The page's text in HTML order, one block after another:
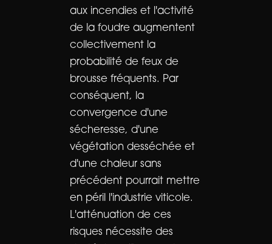
aux incendies et l'activité
de la foudre augmentent
collectivement la
probabilité de feux de
brousse fréquents. Par
conséquent, la
convergence d'une
sécheresse, d'une
végétation desséchée et
d'une chaleur sans
précédent pourrait mettre
en péril l'industrie viticole.
L'atténuation de ces
risques nécessite des